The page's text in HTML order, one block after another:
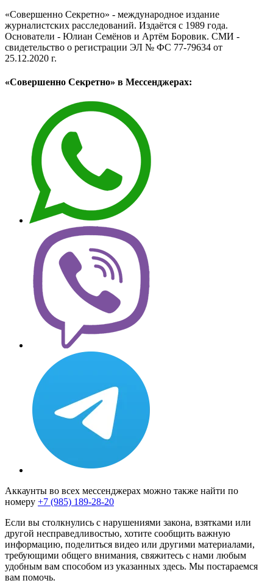
«Совершенно Секретно» - международное издание
журналистских расследований. Издаётся с 1989 года.
Основатели - Юлиан Семёнов и Артём Боровик. CМИ -
свидетельство о регистрации ЭЛ № ФС 77-79634 от
25.12.2020 г.
«Совершенно Секретно» в Мессенджерах:
Аккаунты во всех мессенджерах можно также найти по
номеру +7 (985) 189-28-20
Если вы столкнулись с нарушениями закона, взятками или
другой несправедливостью, хотите сообщить важную
информацию, поделиться видео или другими материалами,
требующими общего внимания, свяжитесь с нами любым
удобным вам способом из указанных здесь. Мы постараемся
вам помочь.